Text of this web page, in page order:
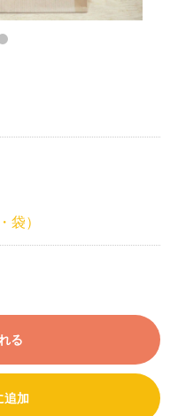
袋）
る
カートへ進む
追加